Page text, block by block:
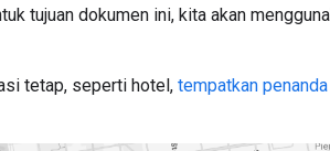
tujuan dokumen ini, kita akan
tetap, seperti hotel, tempatkan penanda